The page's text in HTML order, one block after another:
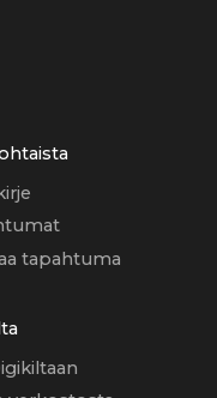
tapahtuma